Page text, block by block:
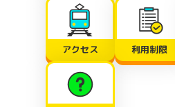
アクセス 利用制限